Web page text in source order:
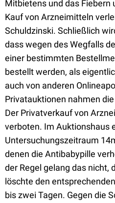
Mitbietens und das Fiebern
Kauf von Arzneimitteln
Schuldzinski. Schließlich
dass wegen des Wegfalls
einer bestimmten
bestellt werden, als
auch von anderen
Privatauktionen nahmen
Der Privatverkauf von
verboten. Im Auktionshaus
Untersuchungszeitraum
denen die Antibabypille
der Regel gelang das nicht,
löschte den
bis zwei Tagen. Gegen die